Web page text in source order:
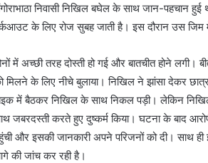
निवासी निखिल बघेल के साथ जान-पहचान
के लिए रोज सुबह जाती है। इस दौरान उस
में अच्छी तरह दोस्ती हो गई और बातचीत होने लगी।
मिलने के लिए नीचे बुलाया। निखिल ने झांसा देकर
में बैठकर निखिल के साथ निकल पड़ी। लेकिन
जबरदस्ती करते हुए दुष्कर्म किया। घटना के बाद
और इसकी जानकारी अपने परिजनों को दी। साथ
की जांच कर रही है।